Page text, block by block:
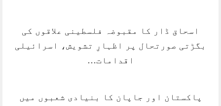
اسحاق ڈار کا مقبوضہ فلسطینی علاقوں کی
بگڑتی صورتحال پر اظہارِ تشویش، اسرائیلی
اقدامات…
پاکستان اور جاپان کا بنیادی شعبوں میں